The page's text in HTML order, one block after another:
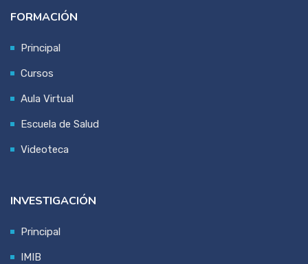
FORMACIÓN
Principal
Cursos
Aula Virtual
Escuela de Salud
Videoteca
INVESTIGACIÓN
Principal
IMIB